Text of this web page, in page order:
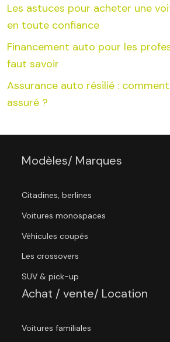
Les astuces pour acheter une
en toute confiance
Financement auto pour les
faut savoir
Assurance auto résilié :
assuré ?
Modèles/ Marques
Citadines, berlines
Voitures monospaces
Véhicules coupés
Les crossovers
SUV & pick-up
Achat / vente/ Location
Voitures familiales